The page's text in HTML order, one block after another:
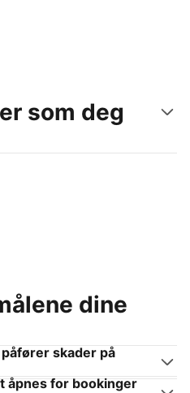
som deg
deg
dine
skader på
åpnes for bookinger